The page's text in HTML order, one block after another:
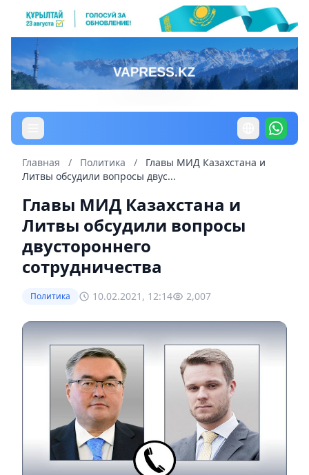
Главная / Политика /
Главы МИД Казахстана и
Литвы обсудили вопросы двус...
Главы МИД Казахстана и
Литвы обсудили вопросы
двустороннего
сотрудничества
Политика 10.02.2021, 12:14 2,007